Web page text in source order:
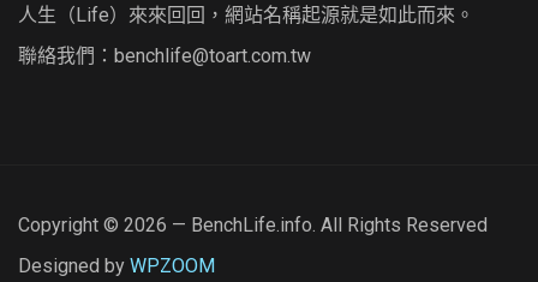
人生（Life）來來回回，網站名稱起源就是如此而來。
聯絡我們： benchlife@toart.com.tw
Copyright © 2026 — BenchLife.info. All Rights Reserved
Designed by WPZOOM